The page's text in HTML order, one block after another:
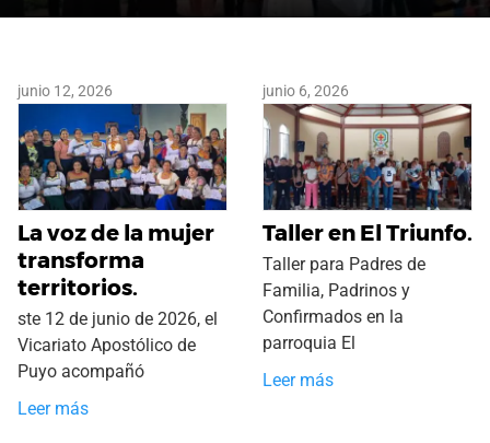
junio 12, 2026
La voz de la mujer
transforma
territorios.
ste 12 de junio de 2026, el
Vicariato Apostólico de
Puyo acompañó
Leer más
junio 6, 2026
Taller en El Triunfo.
Taller para Padres de
Familia, Padrinos y
Confirmados en la
parroquia El
Leer más